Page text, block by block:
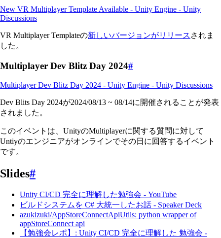
New VR Multiplayer Template Available - Unity Engine - Unity
Discussions
VR Multiplayer Templateの新しいバージョンがリリース されま
した。
Multiplayer Dev Blitz Day 2024#
Multiplayer Dev Blitz Day 2024 - Unity Engine - Unity Discussions
Dev Blits Day 2024が2024/08/13 ~ 08/14に開催されることが発表
されました。
このイベントは、UnityのMultiplayerに関する質問に対して
Untiyのエンジニアがオンラインでその日に回答するイベント
です。
Slides#
Unity CI/CD 完全に理解した勉強会 - YouTube
ビルドシステムを C# 大統一したお話 - Speaker Deck
azukizuki/AppStoreConnectApiUtils: python wrapper of
appStoreConnect api
【勉強会レポ】: Unity CI/CD 完全に理解した 勉強会 -